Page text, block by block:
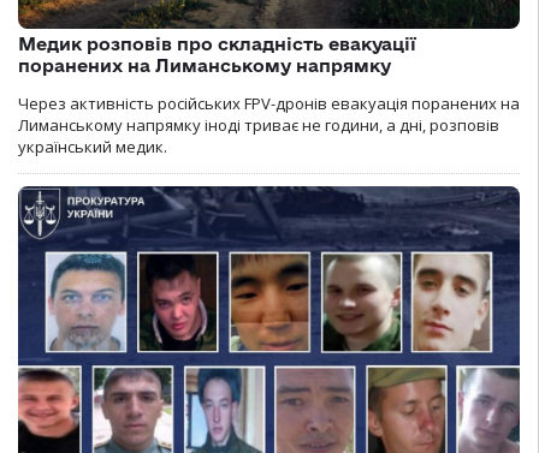
Медик розповів про складність евакуації
поранених на Лиманському напрямку
Через активність російських FPV-дронів евакуація поранених на
Лиманському напрямку іноді триває не години, а дні, розповів
український медик.